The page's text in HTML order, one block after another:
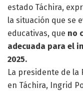
estado Táchira,
la situación que se
educativas, que no
adecuada para el
2025.
La presidente de la
en Táchira, Ingrid